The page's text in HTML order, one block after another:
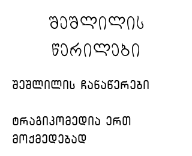
შეშლილის
წერილები
შეშლილის ჩანაწერები
ტრაგიკომედია ერთ
მოქმედებად